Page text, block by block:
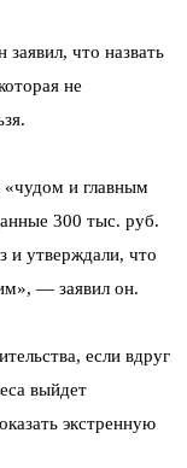
что назвать
не
и главным
300 тыс. руб.
и утверждали, что
— заявил он.
если вдруг
выйдет
экстренную